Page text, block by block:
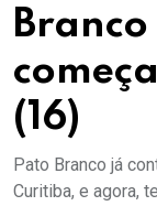
(16)
Pato Branco já
Curitiba, e agora,